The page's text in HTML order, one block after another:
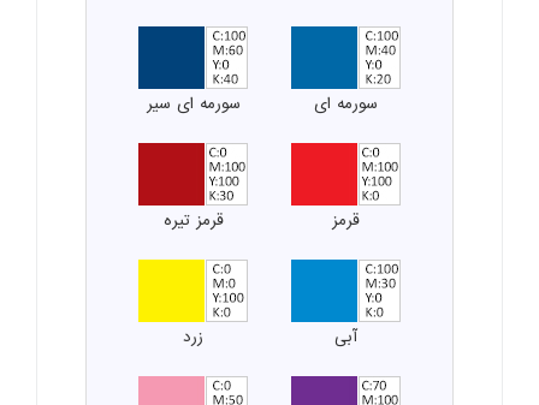
سورمه ای سورمه ای سیر
قرمز قرمز تیره
آبی زرد